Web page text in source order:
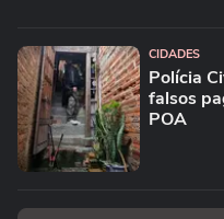
CIDADES
Polícia
falsos
POA